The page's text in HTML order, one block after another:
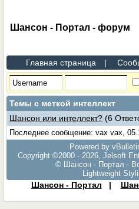
Шансон - Портал - форум
Главная страница |
Темы с меткой интеллект
Шансон или интеллект? (6
Последнее сообщение: vax vax,
Powered by
Copyright ©2000 - 2026, Jelsoft
© Шансон - Портал -
Lightweight
Шансон - Портал |